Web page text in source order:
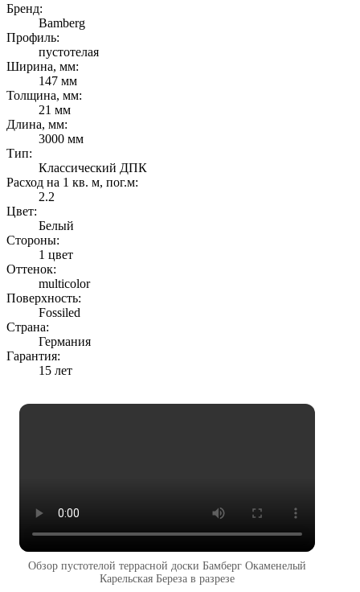
Бренд:
Bamberg
Профиль:
пустотелая
Ширина, мм:
147 мм
Толщина, мм:
21 мм
Длина, мм:
3000 мм
Тип:
Классический ДПК
Расход на 1 кв. м, пог.м:
2.2
Цвет:
Белый
Стороны:
1 цвет
Оттенок:
multicolor
Поверхность:
Fossiled
Страна:
Германия
Гарантия:
15 лет
Обзор пустотелой террасной доски Бамберг Окаменелый
Карельская Береза в разрезе